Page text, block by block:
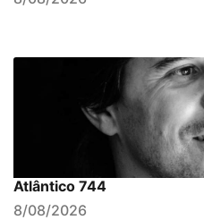
Atlântico 744
8/08/2026